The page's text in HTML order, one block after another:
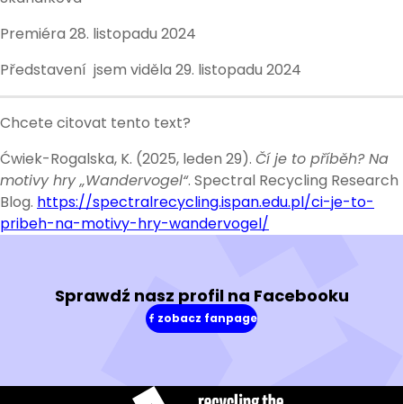
Premiéra 28. listopadu 2024
Představení jsem viděla 29. listopadu 2024
Chcete citovat tento text?
Ćwiek-Rogalska, K. (2025, leden 29). Čí je to příběh? Na
motivy hry „Wandervogel“. Spectral Recycling Research
Blog. https://spectralrecycling.ispan.edu.pl/ci-je-to-
pribeh-na-motivy-hry-wandervogel/
Sprawdź nasz profil na Facebooku
zobacz fanpage
(w
nowym